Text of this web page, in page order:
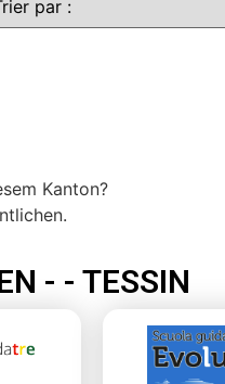
Kanton?
- - TESSIN